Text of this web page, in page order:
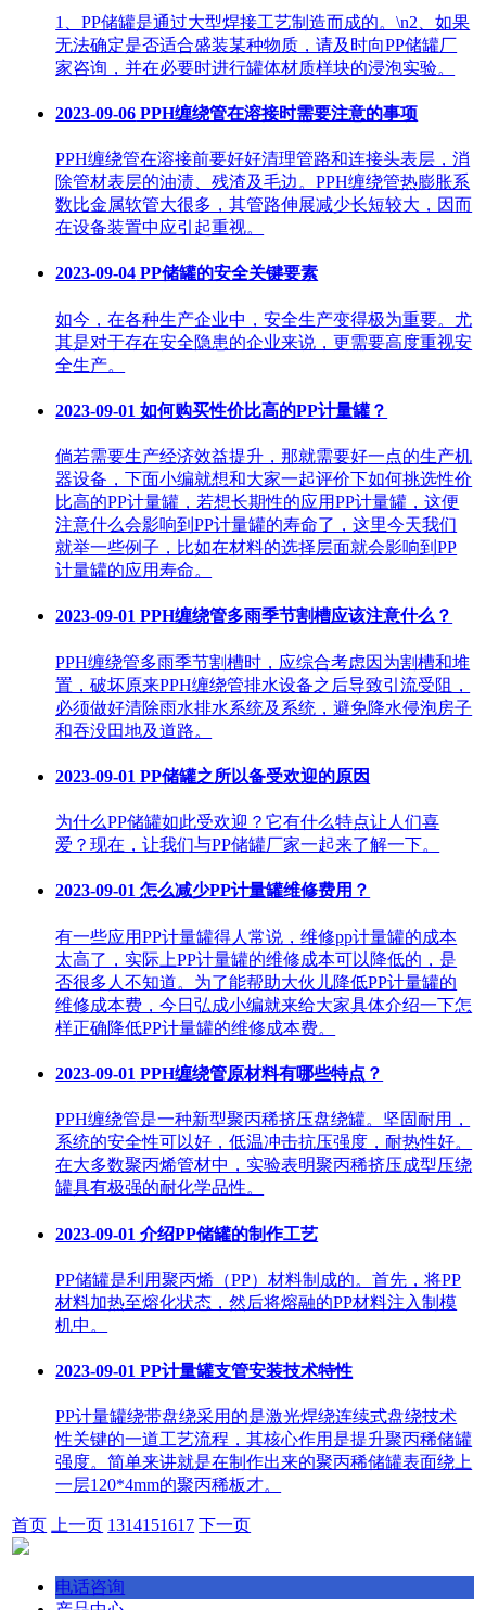
1、PP储罐是通过大型焊接工艺制造而成的。\n2、如果
无法确定是否适合盛装某种物质，请及时向PP储罐厂
家咨询，并在必要时进行罐体材质样块的浸泡实验。
2023-09-06 PPH缠绕管在溶接时需要注意的事项
PPH缠绕管在溶接前要好好清理管路和连接头表层，消
除管材表层的油渍、残渣及毛边。PPH缠绕管热膨胀系
数比金属软管大很多，其管路伸展减少长短较大，因而
在设备装置中应引起重视。
2023-09-04 PP储罐的安全关键要素
如今，在各种生产企业中，安全生产变得极为重要。尤
其是对于存在安全隐患的企业来说，更需要高度重视安
全生产。
2023-09-01 如何购买性价比高的PP计量罐？
倘若需要生产经济效益提升，那就需要好一点的生产机
器设备，下面小编就想和大家一起评价下如何挑选性价
比高的PP计量罐，若想长期性的应用PP计量罐，这便
注意什么会影响到PP计量罐的寿命了，这里今天我们
就举一些例子，比如在材料的选择层面就会影响到PP
计量罐的应用寿命。
2023-09-01 PPH缠绕管多雨季节割槽应该注意什么？
PPH缠绕管多雨季节割槽时，应综合考虑因为割槽和堆
置，破坏原来PPH缠绕管排水设备之后导致引流受阻，
必须做好清除雨水排水系统及系统，避免降水侵泡房子
和吞没田地及道路。
2023-09-01 PP储罐之所以备受欢迎的原因
为什么PP储罐如此受欢迎？它有什么特点让人们喜
爱？现在，让我们与PP储罐厂家一起来了解一下。
2023-09-01 怎么减少PP计量罐维修费用？
有一些应用PP计量罐得人常说，维修pp计量罐的成本
太高了，实际上PP计量罐的维修成本可以降低的，是
否很多人不知道。为了能帮助大伙儿降低PP计量罐的
维修成本费，今日弘成小编就来给大家具体介绍一下怎
样正确降低PP计量罐的维修成本费。
2023-09-01 PPH缠绕管原材料有哪些特点？
PPH缠绕管是一种新型聚丙稀挤压盘绕罐。坚固耐用，
系统的安全性可以好，低温冲击抗压强度，耐热性好。
在大多数聚丙烯管材中，实验表明聚丙稀挤压成型压绕
罐具有极强的耐化学品性。
2023-09-01 介绍PP储罐的制作工艺
PP储罐是利用聚丙烯（PP）材料制成的。首先，将PP
材料加热至熔化状态，然后将熔融的PP材料注入制模
机中。
2023-09-01 PP计量罐支管安装技术特性
PP计量罐绕带盘绕采用的是激光焊绕连续式盘绕技术
性关键的一道工艺流程，其核心作用是提升聚丙稀储罐
强度。简单来讲就是在制作出来的聚丙稀储罐表面绕上
一层120*4mm的聚丙稀板才。
首页 上一页 1314151617 下一页
电话咨询